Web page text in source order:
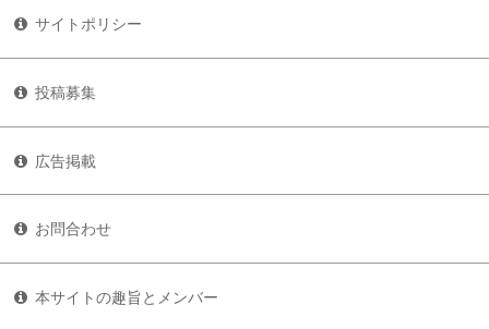
サイトポリシー
投稿募集
広告掲載
お問合わせ
本サイトの趣旨とメンバー